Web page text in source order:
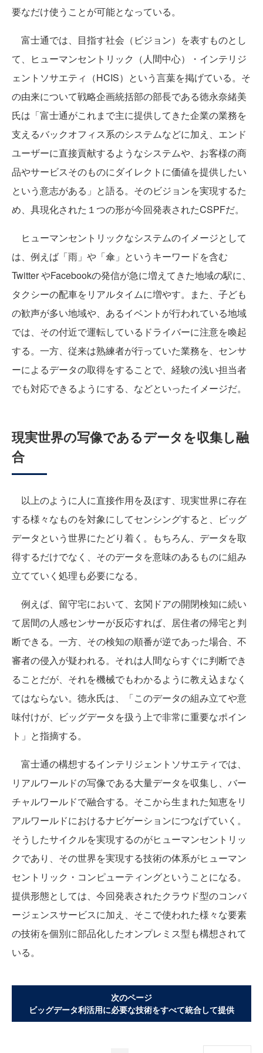
要なだけ使うことが可能となっている。
富士通では、目指す社会（ビジョン）を表すものとし
て、ヒューマンセントリック（人間中心）・インテリジ
ェントソサエティ（HCIS）という言葉を掲げている。そ
の由来について戦略企画統括部の部長である徳永奈緒美
氏は「富士通がこれまで主に提供してきた企業の業務を
支えるバックオフィス系のシステムなどに加え、エンド
ユーザーに直接貢献するようなシステムや、お客様の商
品やサービスそのものにダイレクトに価値を提供したい
という意志がある」と語る。そのビジョンを実現するた
め、具現化された１つの形が今回発表されたCSPFだ。
ヒューマンセントリックなシステムのイメージとして
は、例えば「雨」や「傘」というキーワードを含む
Twitter やFacebookの発信が急に増えてきた地域の駅に、
タクシーの配車をリアルタイムに増やす。また、子ども
の歓声が多い地域や、あるイベントが行われている地域
では、その付近で運転しているドライバーに注意を喚起
する。一方、従来は熟練者が行っていた業務を、センサ
ーによるデータの取得をすることで、経験の浅い担当者
でも対応できるようにする、などといったイメージだ。
現実世界の写像であるデータを収集し融
合
以上のように人に直接作用を及ぼす、現実世界に存在
する様々なものを対象にしてセンシングすると、ビッグ
データという世界にたどり着く。もちろん、データを取
得するだけでなく、そのデータを意味のあるものに組み
立てていく処理も必要になる。
例えば、留守宅において、玄関ドアの開閉検知に続い
て居間の人感センサーが反応すれば、居住者の帰宅と判
断できる。一方、その検知の順番が逆であった場合、不
審者の侵入が疑われる。それは人間ならすぐに判断でき
ることだが、それを機械でもわかるように教え込まなく
てはならない。徳永氏は、「このデータの組み立てや意
味付けが、ビッグデータを扱う上で非常に重要なポイン
ト」と指摘する。
富士通の構想するインテリジェントソサエティでは、
リアルワールドの写像である大量データを収集し、バー
チャルワールドで融合する。そこから生まれた知恵をリ
アルワールドにおけるナビゲーションにつなげていく。
そうしたサイクルを実現するのがヒューマンセントリッ
クであり、その世界を実現する技術の体系がヒューマン
セントリック・コンピューティングということになる。
提供形態としては、今回発表されたクラウド型のコンバ
ージェンスサービスに加え、そこで使われた様々な要素
の技術を個別に部品化したオンプレミス型も構想されて
いる。
次のページ
ビッグデータ利活用に必要な技術をすべて統合して提供